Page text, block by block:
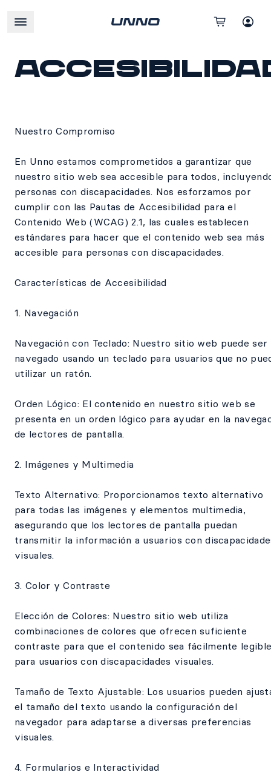
Nuestro Compromiso
En Unno estamos comprometidos a garantizar que
nuestro sitio web sea accesible para todos,
personas con discapacidades. Nos esforzamos por
cumplir con las Pautas de Accesibilidad para el
Contenido Web (WCAG) 2.1, las cuales establecen
estándares para hacer que el contenido web sea más
accesible para personas con discapacidades.
Características de Accesibilidad
1. Navegación
Navegación con Teclado: Nuestro sitio web puede ser
navegado usando un teclado para usuarios que no
utilizar un ratón.
Orden Lógico: El contenido en nuestro sitio web se
presenta en un orden lógico para ayudar en la
de lectores de pantalla.
2. Imágenes y Multimedia
Texto Alternativo: Proporcionamos texto alternativo
para todas las imágenes y elementos multimedia,
asegurando que los lectores de pantalla puedan
transmitir la información a usuarios con
visuales.
3. Color y Contraste
Elección de Colores: Nuestro sitio web utiliza
combinaciones de colores que ofrecen suficiente
contraste para que el contenido sea fácilmente
para usuarios con discapacidades visuales.
Tamaño de Texto Ajustable: Los usuarios pueden
el tamaño del texto usando la configuración del
navegador para adaptarse a diversas preferencias
visuales.
4. Formularios e Interactividad